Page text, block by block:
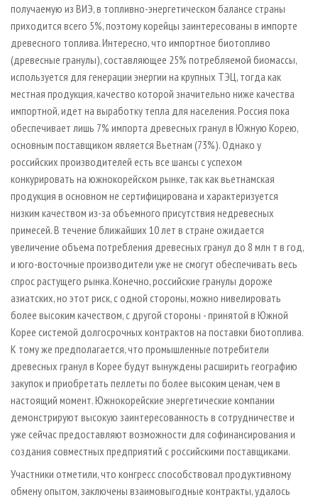
получаемую из ВИЭ, в топливно-энергетическом балансе страны
приходится всего 5%, поэтому корейцы заинтересованы в импорте
древесного топлива. Интересно, что импортное биотопливо
(древесные гранулы), составляющее 25% потребляемой биомассы,
используется для генерации энергии на крупных ТЭЦ, тогда как
местная продукция, качество которой значительно ниже качества
импортной, идет на выработку тепла для населения. Россия пока
обеспечивает лишь 7% импорта древесных гранул в Южную Корею,
основным поставщиком является Вьетнам (73%). Однако у
российских производителей есть все шансы с успехом
конкурировать на южнокорейском рынке, так как вьетнамская
продукция в основном не сертифицирована и характеризуется
низким качеством из-за объемного присутствия недревесных
примесей. В течение ближайших 10 лет в стране ожидается
увеличение объема потребления древесных гранул до 8 млн т в год,
и юго-восточные производители уже не смогут обеспечивать весь
спрос растущего рынка. Конечно, российские гранулы дороже
азиатских, но этот риск, с одной стороны, можно нивелировать
более высоким качеством, с другой стороны - принятой в Южной
Корее системой долгосрочных контрактов на поставки биотоплива.
К тому же предполагается, что промышленные потребители
древесных гранул в Корее будут вынуждены расширить географию
закупок и приобретать пеллеты по более высоким ценам, чем в
настоящий момент. Южнокорейские энергетические компании
демонстрируют высокую заинтересованность в сотрудничестве и
уже сейчас предоставляют возможности для софинансирования и
создания совместных предприятий с российскими поставщиками.
Участники отметили, что конгресс способствовал продуктивному
обмену опытом, заключены взаимовыгодные контракты, удалось